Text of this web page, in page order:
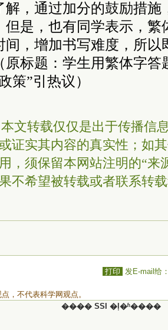
解，通过加分的鼓励措施
但是，也有同学表示，繁
间，增加书写难度，所以
原标题：学生用繁体字
策”引热议）
文转载仅仅是出于传播信
证实其内容的真实性；如
，须保留本网站注明的“来
不希望被转载或者联系转
打印 发E-mail给
，不代表科学网观点。
���� SSI �ļ�ʱ����